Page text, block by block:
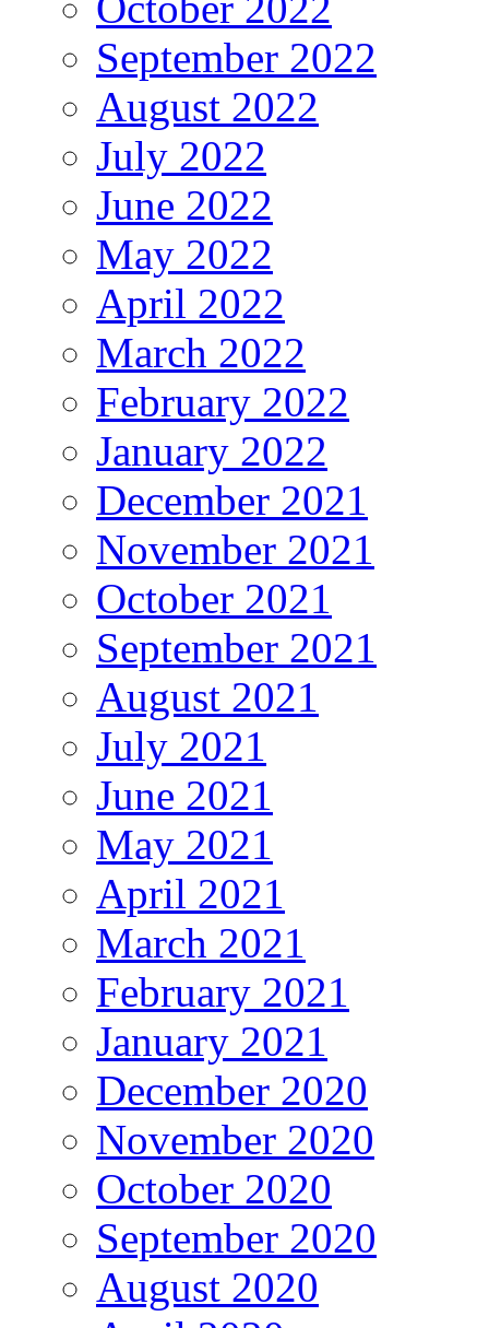
September 2022
August 2022
July 2022
June 2022
May 2022
April 2022
March 2022
February 2022
January 2022
December 2021
November 2021
October 2021
September 2021
August 2021
July 2021
June 2021
May 2021
April 2021
March 2021
February 2021
January 2021
December 2020
November 2020
October 2020
September 2020
August 2020